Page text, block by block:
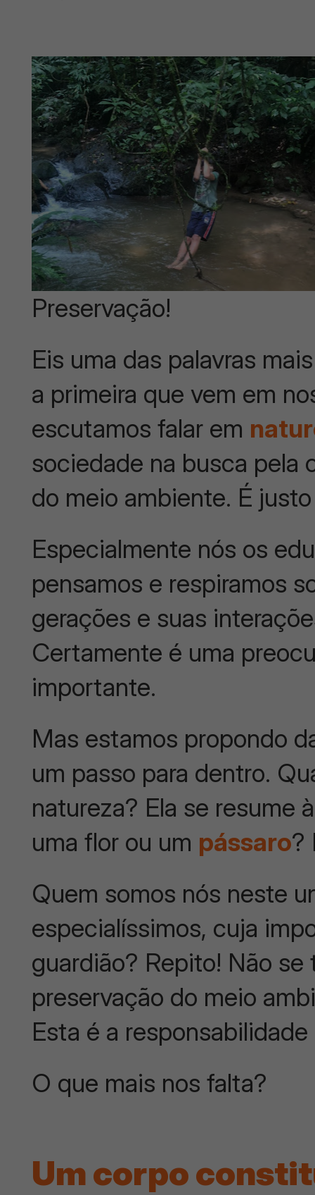
Preservação!
Eis uma das palavras
a primeira que vem em
escutamos falar em
sociedade na busca pela
do meio ambiente. É
Especialmente nós os
pensamos e respiramos
gerações e suas
Certamente é uma
importante.
Mas estamos propondo
um passo para dentro.
natureza? Ela se resume
uma flor ou um pássaro?
Quem somos nós neste
especialíssimos, cuja
guardião? Repito! Não
preservação do meio
Esta é a
O que mais nos falta?
Um corpo